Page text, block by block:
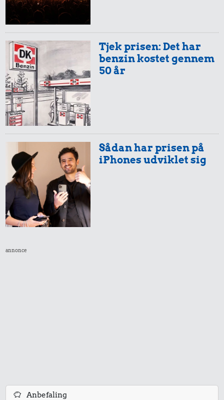
Tjek prisen: Det har
benzin kostet gennem
50 år
Sådan har prisen på
iPhones udviklet sig
annonce
Anbefaling